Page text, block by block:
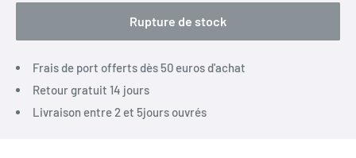
Rupture de stock
Frais de port offerts dès 50 euros d'achat
Retour gratuit 14 jours
Livraison entre 2 et 5jours ouvrés